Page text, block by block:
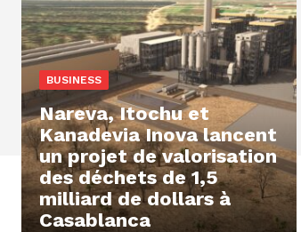
BUSINESS
Nareva, Itochu et
Kanadevia Inova lancent
un projet de valorisation
des déchets de 1,5
milliard de dollars à
Casablanca